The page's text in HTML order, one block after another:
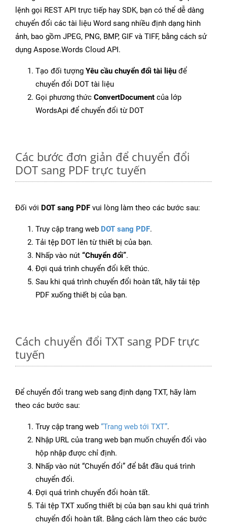
lệnh gọi REST API trực tiếp hay SDK, bạn có thể dễ dàng
chuyển đổi các tài liệu Word sang nhiều định dạng hình
ảnh, bao gồm JPEG, PNG, BMP, GIF và TIFF, bằng cách sử
dụng Aspose.Words Cloud API.
Tạo đối tượng Yêu cầu chuyển đổi tài liệu để
chuyển đổi DOT tài liệu
Gọi phương thức ConvertDocument của lớp
WordsApi để chuyển đổi từ DOT
Các bước đơn giản để chuyển đổi
DOT sang PDF trực tuyến
Đối với DOT sang PDF vui lòng làm theo các bước sau:
Truy cập trang web DOT sang PDF.
Tải tệp DOT lên từ thiết bị của bạn.
Nhấp vào nút “Chuyển đổi”.
Đợi quá trình chuyển đổi kết thúc.
Sau khi quá trình chuyển đổi hoàn tất, hãy tải tệp
PDF xuống thiết bị của bạn.
Cách chuyển đổi TXT sang PDF trực
tuyến
Để chuyển đổi trang web sang định dạng TXT, hãy làm
theo các bước sau:
Truy cập trang web “Trang web tới TXT”.
Nhập URL của trang web bạn muốn chuyển đổi vào
hộp nhập được chỉ định.
Nhấp vào nút “Chuyển đổi” để bắt đầu quá trình
chuyển đổi.
Đợi quá trình chuyển đổi hoàn tất.
Tải tệp TXT xuống thiết bị của bạn sau khi quá trình
chuyển đổi hoàn tất. Bằng cách làm theo các bước